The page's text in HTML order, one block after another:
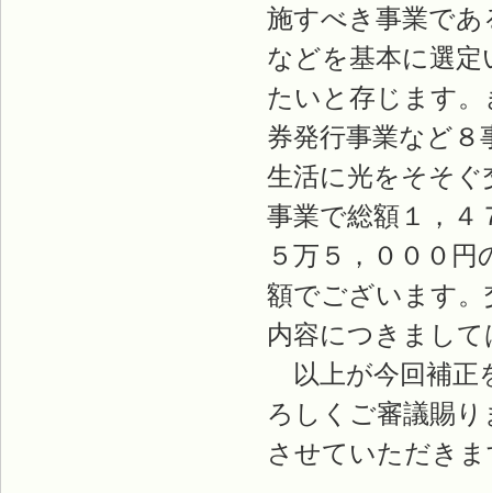
施すべき事業で
などを基本に選
たいと存じます
券発行事業など８
生活に光をそそぐ
事業で総額１，４
５万５，０００
額でございます
内容につきまし
以上が今回補正
ろしくご審議賜
させていただき